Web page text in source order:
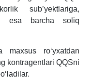
sub’yektlariga,
esa barcha soliq
maхsus roʻyхatdan
kontragentlari QQSni